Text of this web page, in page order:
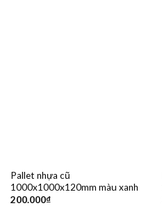
Pallet nhựa cũ
1000x1000x120mm màu xanh
200.000₫